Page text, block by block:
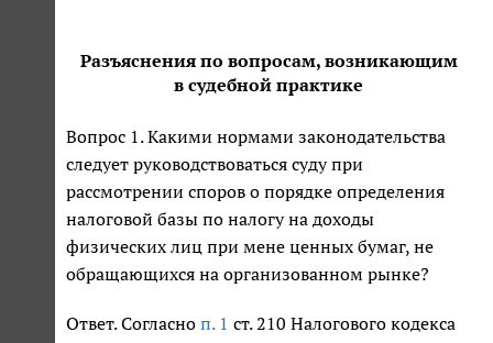
Разъяснения по вопросам, возникающим
в судебной практике
Вопрос 1. Какими нормами законодательства
следует руководствоваться суду при
рассмотрении споров о порядке определения
налоговой базы по налогу на доходы
физических лиц при мене ценных бумаг, не
обращающихся на организованном рынке?
Ответ. Согласно п. 1 ст. 210 Налогового кодекса